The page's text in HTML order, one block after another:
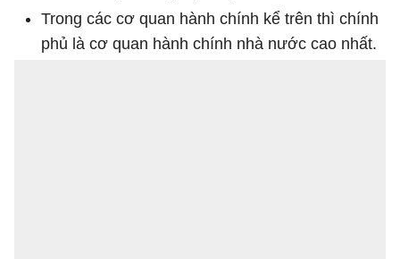
Trong các cơ quan hành chính kể trên thì chính
phủ là cơ quan hành chính nhà nước cao nhất.